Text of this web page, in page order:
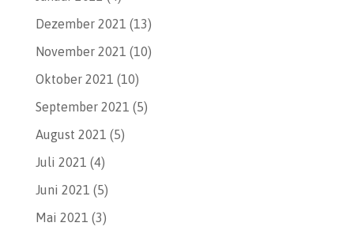
Dezember 2021 (13)
November 2021 (10)
Oktober 2021 (10)
September 2021 (5)
August 2021 (5)
Juli 2021 (4)
Juni 2021 (5)
Mai 2021 (3)